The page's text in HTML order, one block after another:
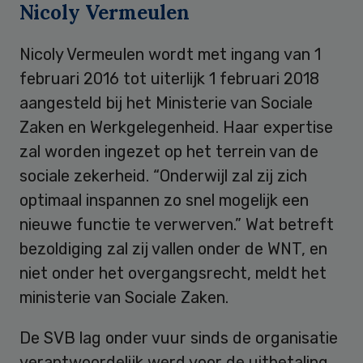
Nicoly Vermeulen
Nicoly Vermeulen wordt met ingang van 1
februari 2016 tot uiterlijk 1 februari 2018
aangesteld bij het Ministerie van Sociale
Zaken en Werkgelegenheid. Haar expertise
zal worden ingezet op het terrein van de
sociale zekerheid. “Onderwijl zal zij zich
optimaal inspannen zo snel mogelijk een
nieuwe functie te verwerven.” Wat betreft
bezoldiging zal zij vallen onder de WNT, en
niet onder het overgangsrecht, meldt het
ministerie van Sociale Zaken.
De SVB lag onder vuur sinds de organisatie